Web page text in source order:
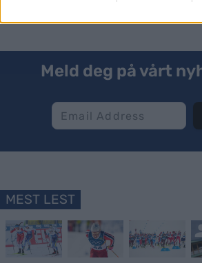
Meld deg på vårt
MEST LEST